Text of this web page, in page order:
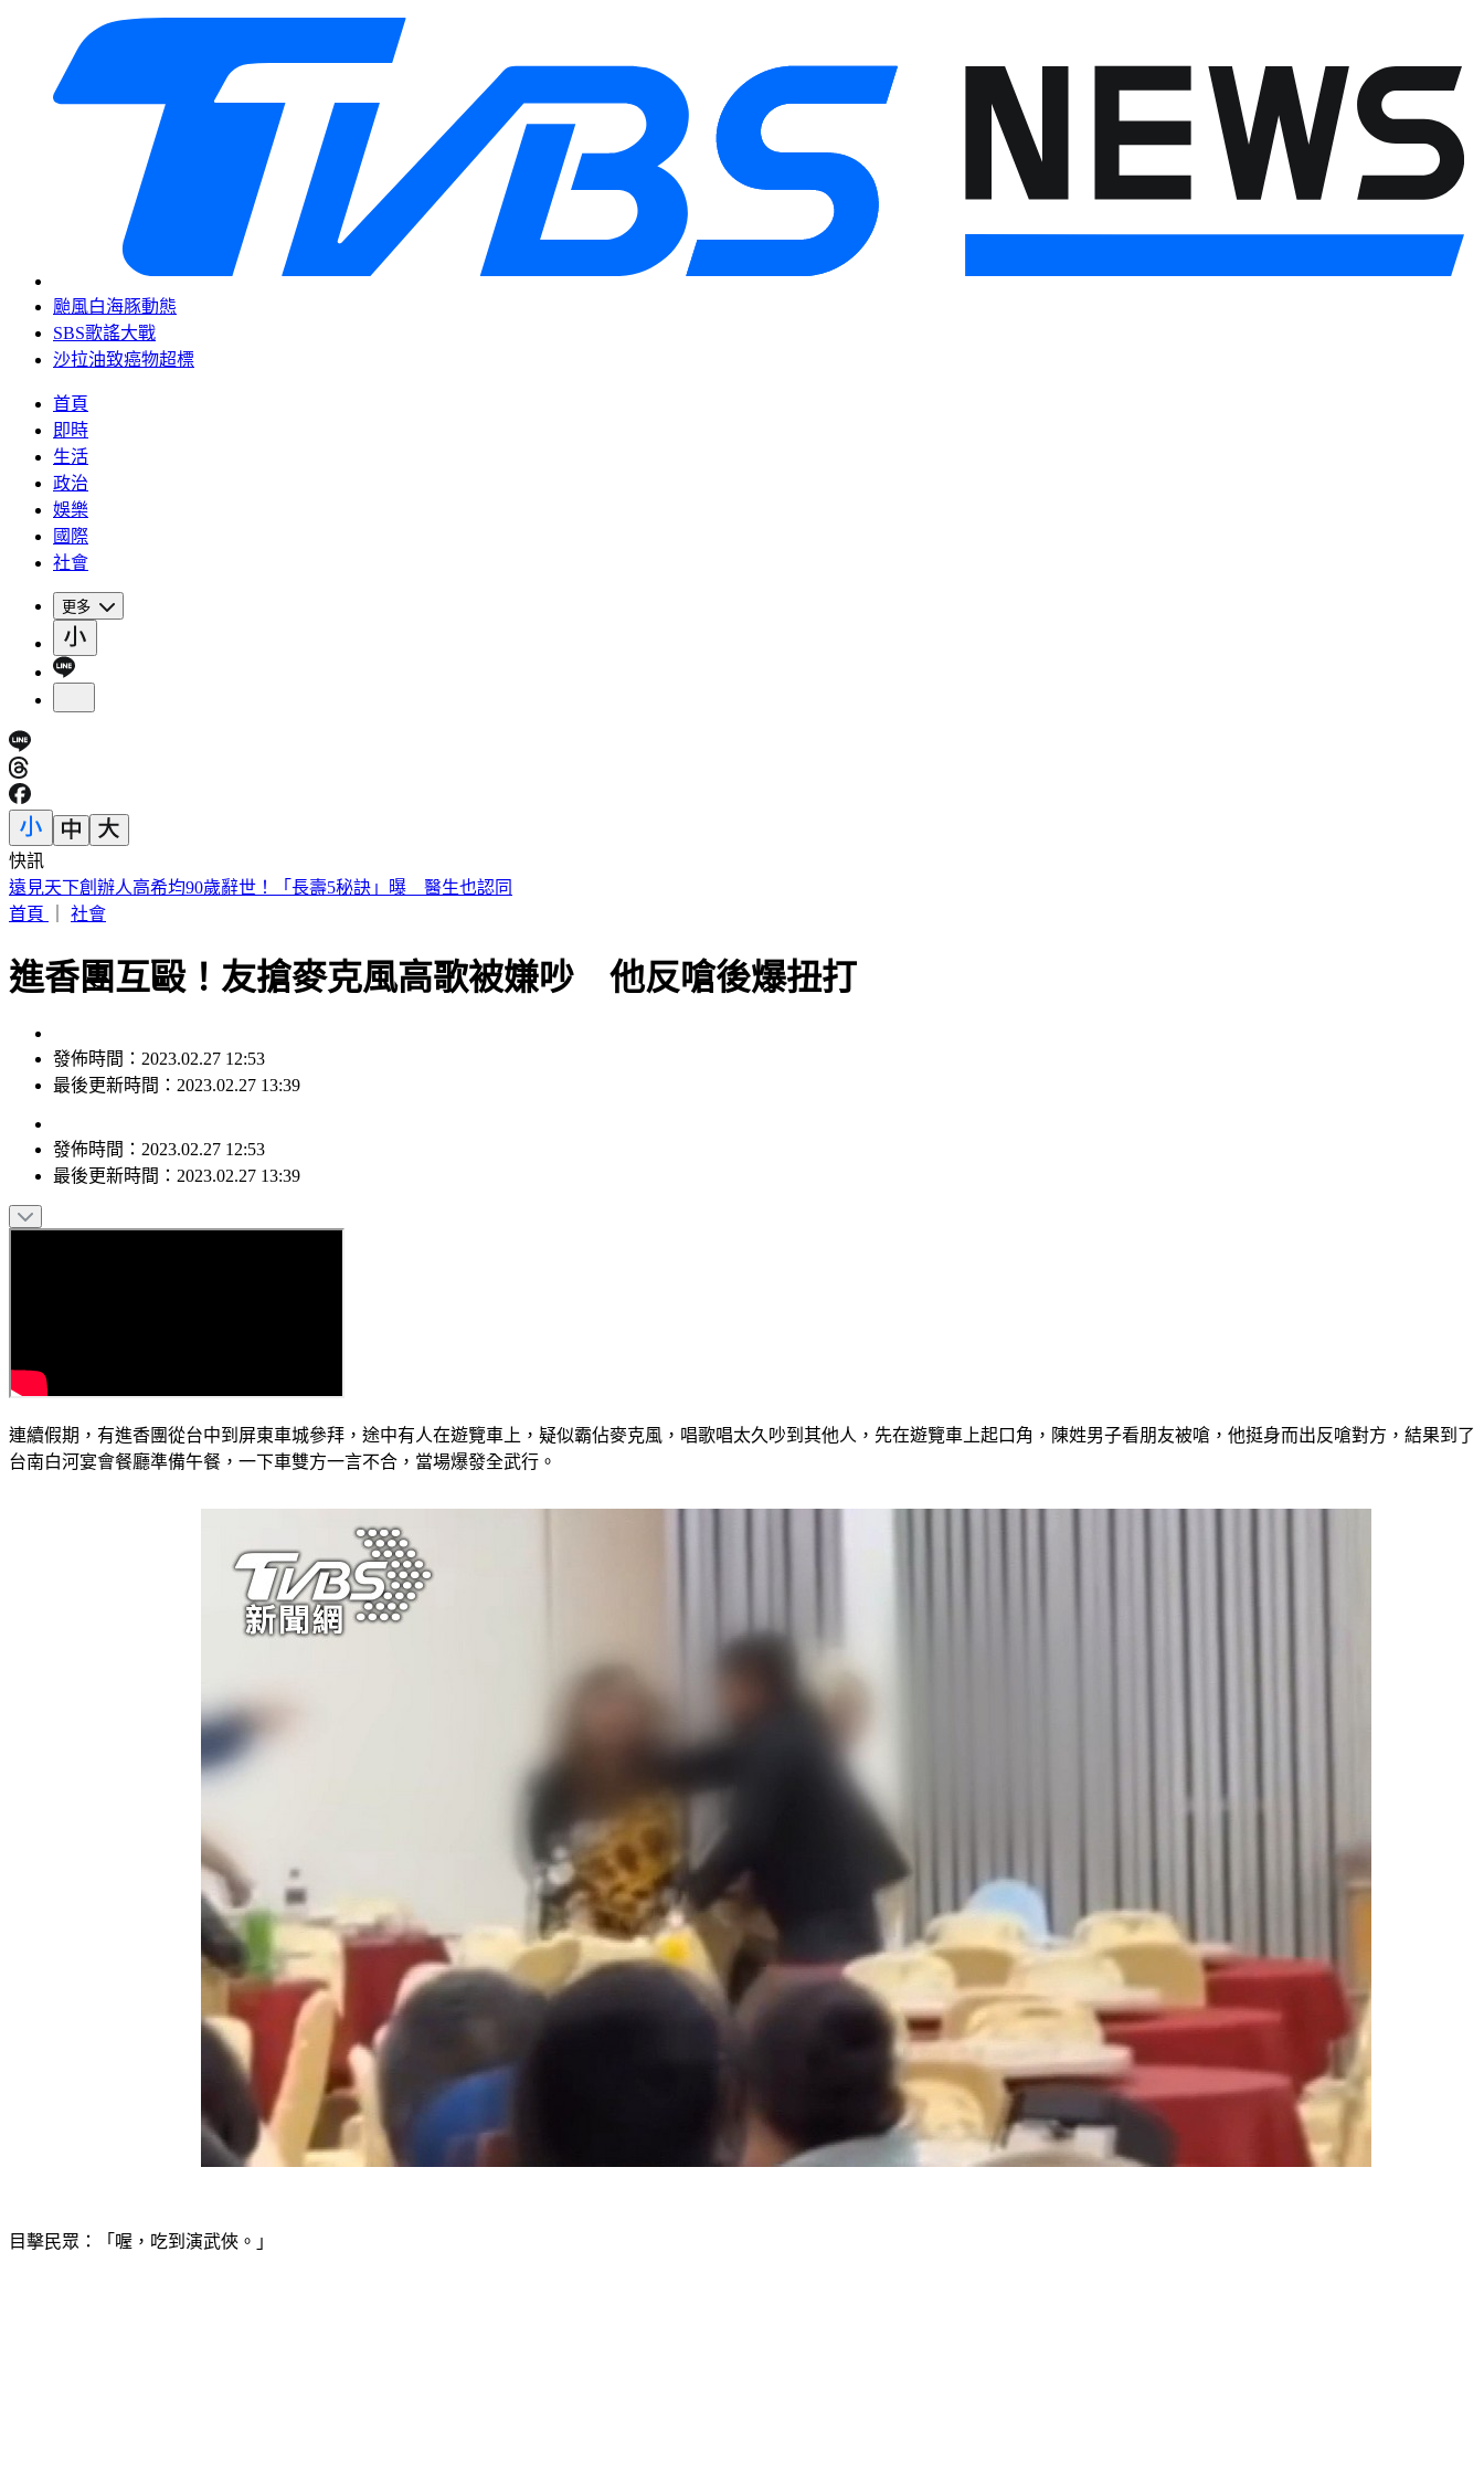
颱風白海豚動態
SBS歌謠大戰
沙拉油致癌物超標
首頁
即時
生活
政治
娛樂
國際
社會
更多
快訊
美股開盤／聯準會升息疑慮意外減緩！標普、那指「雙開高」
首頁
社會
進香團互毆！友搶麥克風高歌被嫌吵 他反嗆後爆扭打
發佈時間：2023.02.27 12:53
最後更新時間：2023.02.27 13:39
發佈時間： 2023.02.27 12:53
最後更新時間： 2023.02.27 13:39
連續假期，有進香團從台中到屏東車城參拜，途中有人在遊覽車上，疑似霸佔麥克風，唱歌唱太久吵到其他人，先在遊覽車上起口角，陳姓男子看朋友被嗆，他挺身而出反嗆對方，結果到了
台南白河宴會餐廳準備午餐，一下車雙方一言不合，當場爆發全武行。
目擊民眾：「喔，吃到演武俠。」